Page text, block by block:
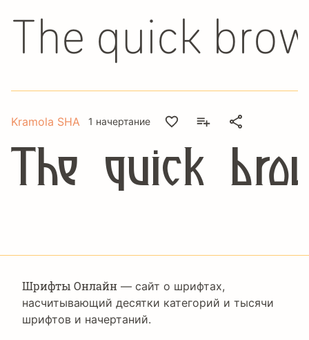
The quick
Kramola SHA 1 начертание
The quick
Шрифты Онлайн — сайт о шрифтах,
насчитывающий десятки категорий и тысячи
шрифтов и начертаний.